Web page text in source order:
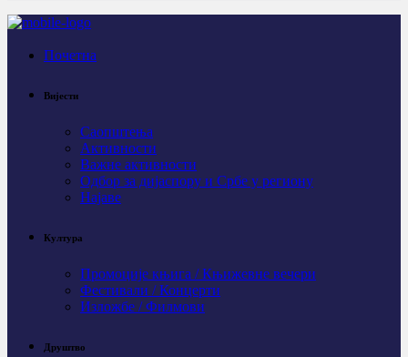
Почетна
Вијести
Саопштења
Активности
Важне активности
Одбор за дијаспору и Србе у региону
Најаве
Култура
Промоције књига / Књижевне вечери
Фестивали / Концерти
Изложбе / Филмови
Друштво